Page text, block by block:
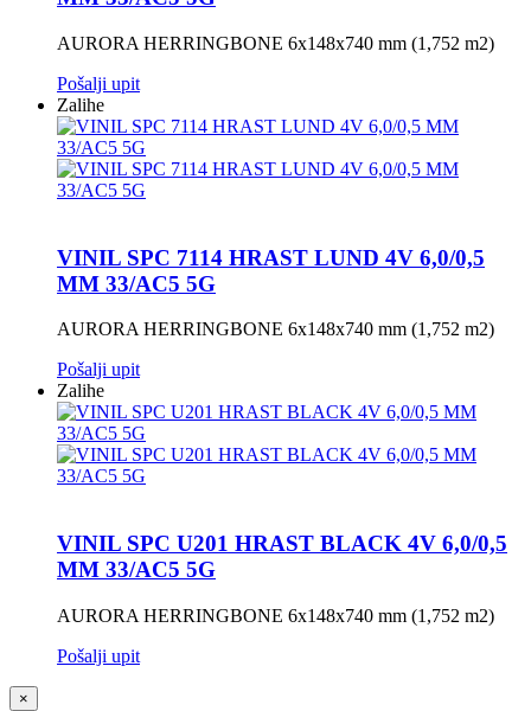
AURORA HERRINGBONE 6x148x740 mm (1,752 m2)
Pošalji upit
Zalihe
VINIL SPC 7114 HRAST LUND 4V 6,0/0,5
MM 33/AC5 5G
AURORA HERRINGBONE 6x148x740 mm (1,752 m2)
Pošalji upit
Zalihe
VINIL SPC U201 HRAST BLACK 4V 6,0/0,5
MM 33/AC5 5G
AURORA HERRINGBONE 6x148x740 mm (1,752 m2)
Pošalji upit
×